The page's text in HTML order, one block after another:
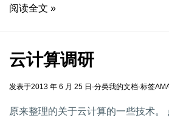
阅读全文 »
云计算调研
发表于2013 年 6 月 25 日 -分类我的文档-标签
原来整理的关于云计算的一些技术。